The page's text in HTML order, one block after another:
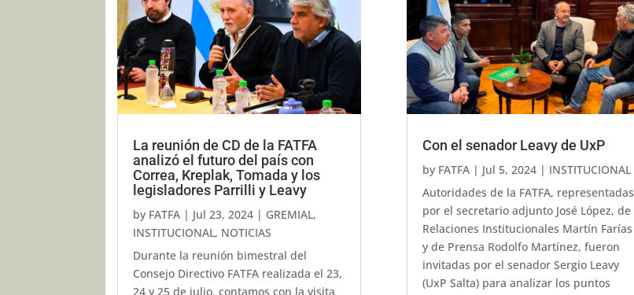
La reunión de CD de la FATFA
analizó el futuro del país con
Correa, Kreplak, Tomada y los
legisladores Parrilli y Leavy
by FATFA | Jul 23, 2024 | GREMIAL,
INSTITUCIONAL, NOTICIAS
Durante la reunión bimestral del
Consejo Directivo FATFA realizada el 23,
24 y 25 de julio, contamos con la visita
Con el senador Leavy de UxP
by FATFA| Jul 5, 2024| INSTITUCIONAL
Autoridades de la FATFA, representadas
por el secretario adjunto José López, de
Relaciones Institucionales Martín Farías
y de Prensa Rodolfo Martínez, fueron
invitadas por el senador Sergio Leavy
(UxP Salta) para analizar los puntos